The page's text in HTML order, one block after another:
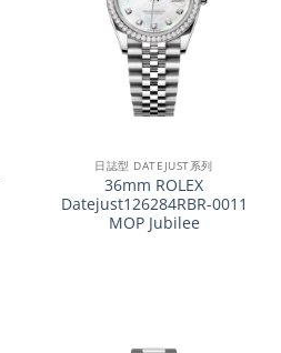
日誌型 DATEJUST系列
36mm ROLEX
Datejust126284RBR-0011
MOP Jubilee